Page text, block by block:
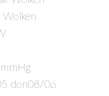
Wolken
don08/06